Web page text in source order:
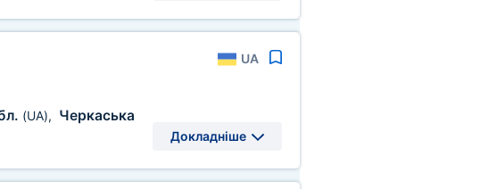
UA
(UA), Черкаська
Докладніше